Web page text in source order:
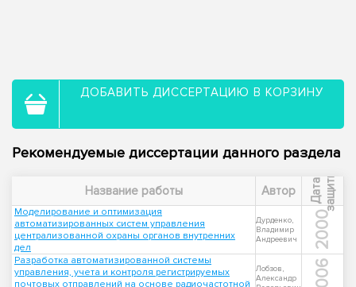
ДОБАВИТЬ ДИССЕРТАЦИЮ В КОРЗИНУ
Рекомендуемые диссертации данного раздела
Название работы Автор Д
а
т
а
з
а
щ
и
т ы
Моделирование и оптимизация
автоматизированных систем управления
централизованной охраны органов внутренних
дел
Дурденко,
Владимир
Андреевич
2000
Разработка автоматизированной системы
управления, учета и контроля регистрируемых
почтовых отправлений на основе радиочастотной
Лобзов,
Александр
2006